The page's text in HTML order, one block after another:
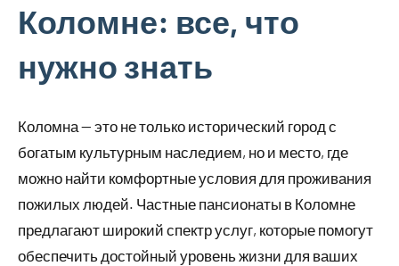
Коломне: все, что
нужно знать
Коломна — это не только исторический город с
богатым культурным наследием, но и место, где
можно найти комфортные условия для проживания
пожилых людей. Частные пансионаты в Коломне
предлагают широкий спектр услуг, которые помогут
обеспечить достойный уровень жизни для ваших